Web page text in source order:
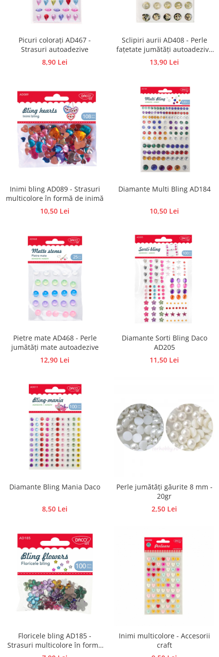
Traforaj, pirogravura
Ustensile
Polistiren
Ceramica
Accesorii floristica
Plante uscate
Materiale textile
Articole din bumbac
Modele termoadezive
Saculeti
Design cofetarie
Mozaic
Pictura pe fata si corp
Picuri colorați AD467 -
Strasuri autoadezive
8,90 Lei
Sclipiri aurii AD408 - Perle
fațetate jumătăți autoadezive
cu foiță de aur
13,90 Lei
Inimi bling AD089 - Strasuri
multicolore în formă de inimă
10,50 Lei
Diamante Multi Bling AD184
10,50 Lei
Pietre mate AD468 - Perle
jumătăți mate autoadezive
12,90 Lei
Diamante Sorti Bling Daco
AD205
11,50 Lei
Diamante Bling Mania Daco
8,50 Lei
Perle jumătăți găurite 8 mm -
20gr
2,50 Lei
Floricele bling AD185 -
Strasuri multicolore în formă
de flori
Inimi multicolore - Accesorii
craft